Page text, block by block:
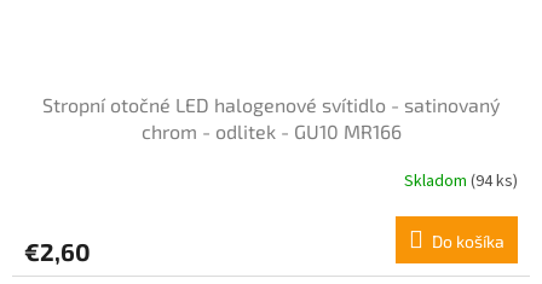
Stropní otočné LED halogenové svítidlo - satinovaný
chrom - odlitek - GU10 MR166
Skladom (94 ks)
€2,60 Do košíka